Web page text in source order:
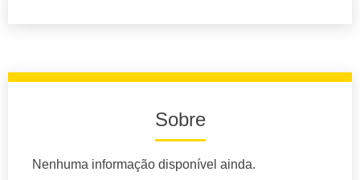
Sobre
Nenhuma informação disponível ainda.